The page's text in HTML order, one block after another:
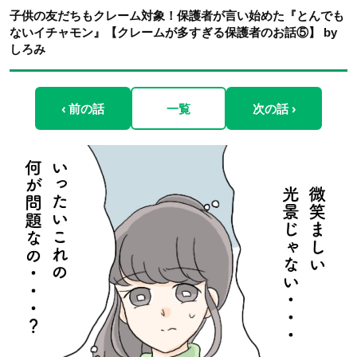
子供の友だちもクレーム対象！保護者が言い始めた『とんでも
ないイチャモン』【クレームが多すぎる保護者のお話⑤】 by
しろみ
‹ 前の話 一覧 次の話 ›